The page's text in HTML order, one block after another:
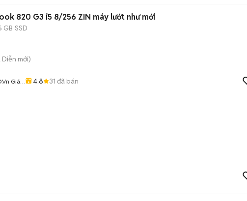
820 G3 i5 8/256 ZIN máy lướt như mới
GB SSD
Diễn mới)
Giá
4.8 31 đã bán